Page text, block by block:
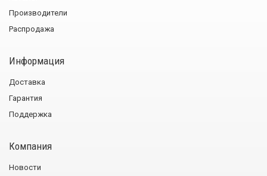
Производители
Распродажа
Информация
Доставка
Гарантия
Поддержка
Компания
Новости